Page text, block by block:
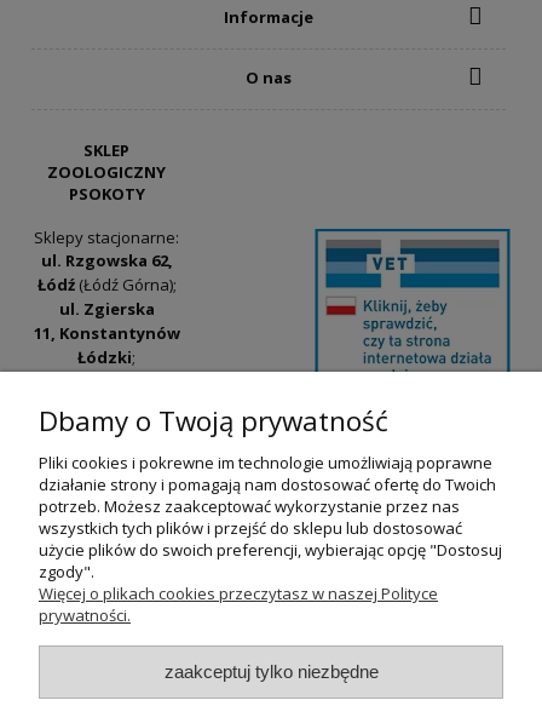
Informacje
O nas
SKLEP
ZOOLOGICZNY
PSOKOTY
Sklepy stacjonarne:
ul. Rzgowska 62,
Łódź(Łódź Górna);
ul. Zgierska
11, Konstantynów
Łódzki;
Widzew).
Godziny otwarcia:
pn-pt 9:00-17:00
+48 530 230 483
psokoty@psokoty.pl
Sklep internetowy Shoper.pl
Dbamy o Twoją prywatność
Pliki cookies i pokrewne im technologie umożliwiają poprawne
działanie strony i pomagają nam dostosować ofertę do Twoich
potrzeb. Możesz zaakceptować wykorzystanie przez nas
wszystkich tych plików i przejść do sklepu lub dostosować
użycie plików do swoich preferencji, wybierając opcję "Dostosuj
zgody".
Więcej o plikach cookies przeczytasz w naszej Polityce
prywatności.
zaakceptuj tylko niezbędne